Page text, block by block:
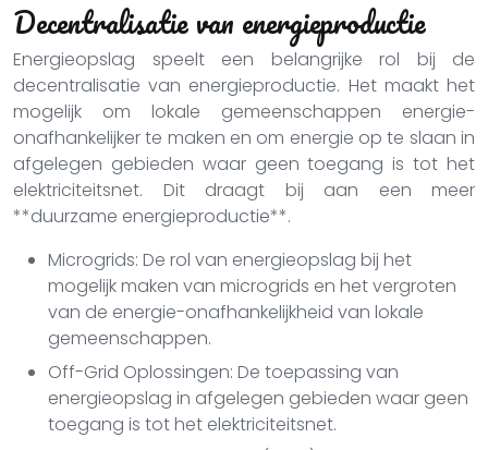
Decentralisatie van energieproductie
Energieopslag speelt een belangrijke rol bij de
decentralisatie van energieproductie. Het maakt het
mogelijk om lokale gemeenschappen energie-
onafhankelijker te maken en om energie op te slaan in
afgelegen gebieden waar geen toegang is tot het
elektriciteitsnet. Dit draagt bij aan een meer
**duurzame energieproductie**.
Microgrids: De rol van energieopslag bij het
mogelijk maken van microgrids en het vergroten
van de energie-onafhankelijkheid van lokale
gemeenschappen.
Off-Grid Oplossingen: De toepassing van
energieopslag in afgelegen gebieden waar geen
toegang is tot het elektriciteitsnet.